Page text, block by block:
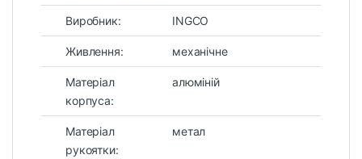
Виробник: INGCO
Живлення: механічне
Матеріал
корпуса:
алюміній
Матеріал
рукоятки:
метал